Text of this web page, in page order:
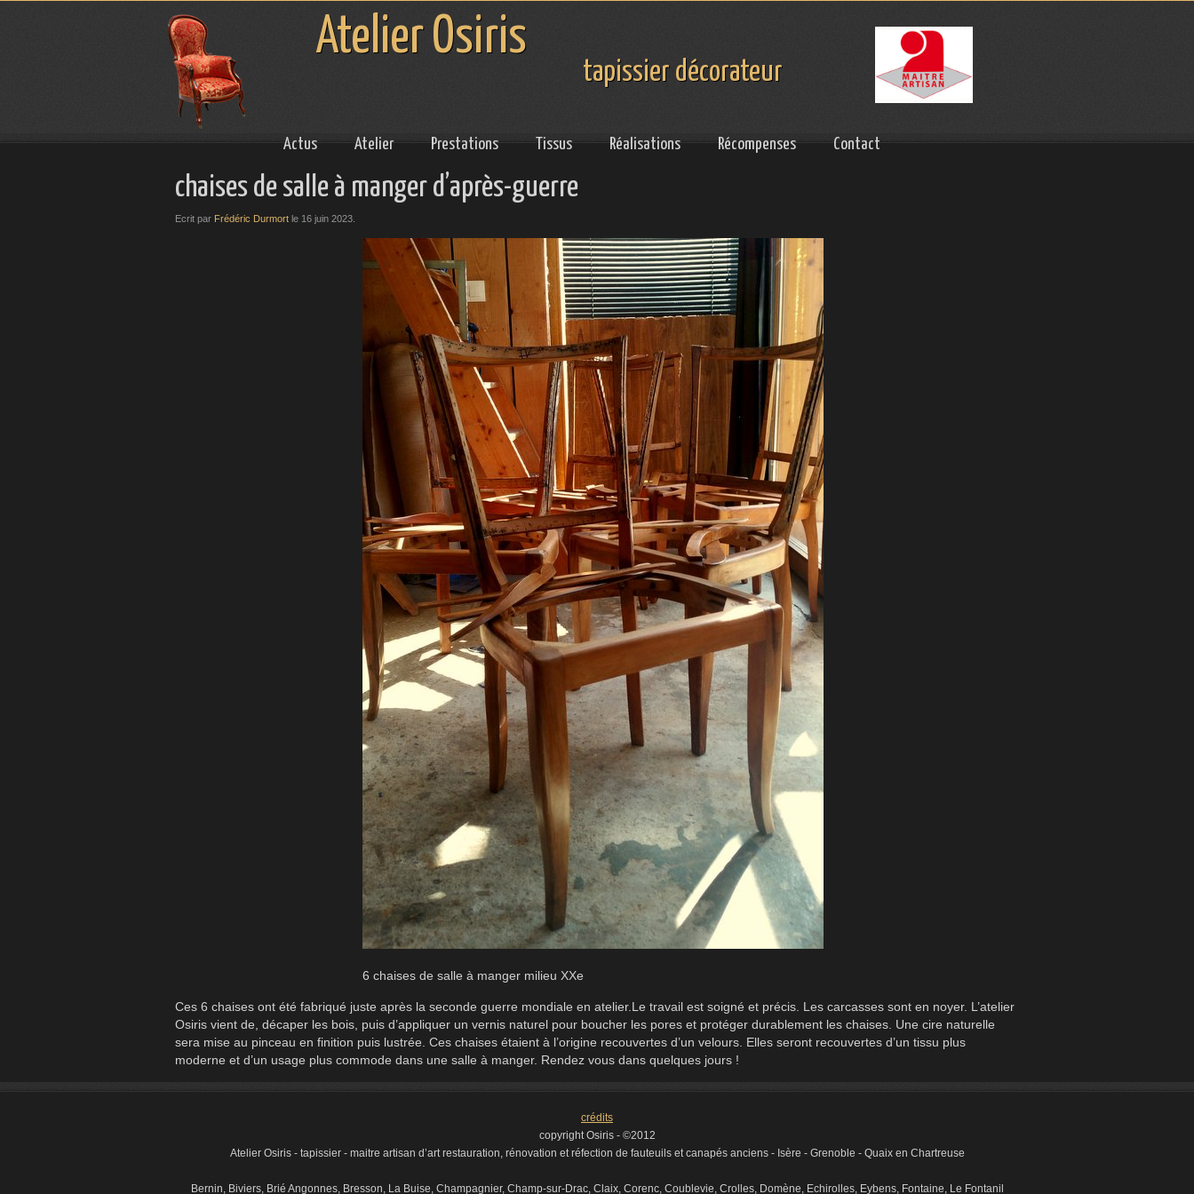
Atelier Osiris
tapissier décorateur
Actus Atelier Prestations Tissus Réalisations Récompenses Contact
chaises de salle à manger d’après-guerre
Ecrit par Frédéric Durmort le 16 juin 2023.
6 chaises de salle à manger milieu XXe
Ces 6 chaises ont été fabriqué juste après la seconde guerre mondiale en atelier.Le travail est soigné et précis. Les carcasses sont en noyer. L’atelier
Osiris vient de, décaper les bois, puis d’appliquer un vernis naturel pour boucher les pores et protéger durablement les chaises. Une cire naturelle
sera mise au pinceau en finition puis lustrée. Ces chaises étaient à l’origine recouvertes d’un velours. Elles seront recouvertes d’un tissu plus
moderne et d’un usage plus commode dans une salle à manger. Rendez vous dans quelques jours !
crédits
copyright Osiris - ©2012
Atelier Osiris - tapissier - maitre artisan d’art restauration, rénovation et réfection de fauteuils et canapés anciens - Isère - Grenoble - Quaix en Chartreuse
Bernin, Biviers, Brié Angonnes, Bresson, La Buise, Champagnier, Champ-sur-Drac, Claix, Corenc, Coublevie, Crolles, Domène, Echirolles, Eybens, Fontaine, Le Fontanil